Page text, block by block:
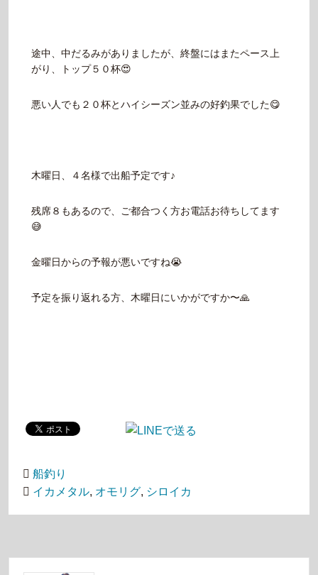
途中、中だるみがありましたが、終盤にはまたペース上
がり、トップ５０杯😍
悪い人でも２０杯とハイシーズン並みの好釣果でした😋
木曜日、４名様で出船予定です♪
残席８もあるので、ご都合つく方お電話お待ちしてます
😅
金曜日からの予報が悪いですね😭
予定を振り返れる方、木曜日にいかがですか〜🙏
船釣り
イカメタル, オモリグ, シロイカ